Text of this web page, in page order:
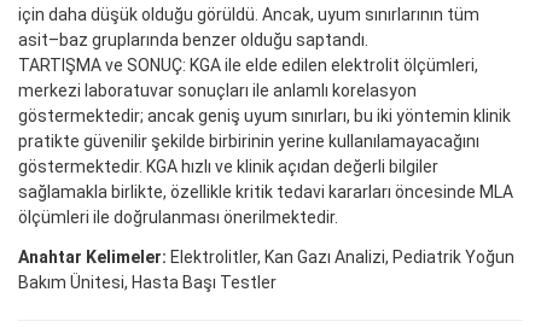
için daha düşük olduğu görüldü. Ancak, uyum sınırlarının tüm
asit–baz gruplarında benzer olduğu saptandı.
TARTIŞMA ve SONUÇ: KGA ile elde edilen elektrolit ölçümleri,
merkezi laboratuvar sonuçları ile anlamlı korelasyon
göstermektedir; ancak geniş uyum sınırları, bu iki yöntemin klinik
pratikte güvenilir şekilde birbirinin yerine kullanılamayacağını
göstermektedir. KGA hızlı ve klinik açıdan değerli bilgiler
sağlamakla birlikte, özellikle kritik tedavi kararları öncesinde MLA
ölçümleri ile doğrulanması önerilmektedir.
Anahtar Kelimeler: Elektrolitler, Kan Gazı Analizi, Pediatrik Yoğun
Bakım Ünitesi, Hasta Başı Testler